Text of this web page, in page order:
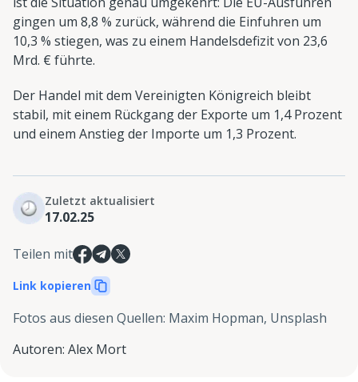
gingen um 8,8 % zurück, während die Einfuhren um
10,3 % stiegen, was zu einem Handelsdefizit von 23,6
Mrd. € führte.
Der Handel mit dem Vereinigten Königreich bleibt
stabil, mit einem Rückgang der Exporte um 1,4 Prozent
und einem Anstieg der Importe um 1,3 Prozent.
Zuletzt aktualisiert
17.02.25
Teilen mit
Link kopieren
Fotos aus diesen Quellen: Maxim Hopman, Unsplash
Autoren: Alex Mort